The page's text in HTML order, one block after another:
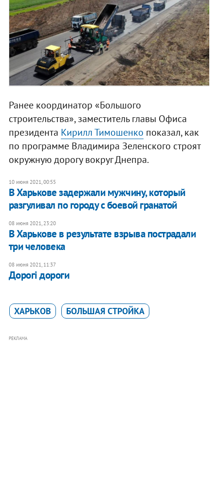
Ранее координатор «Большого
строительства», заместитель главы Офиса
президента Кирилл Тимошенко показал, как
по программе Владимира Зеленского строят
окружную дорогу вокруг Днепра.
10 июня 2021, 00:55
В Харькове задержали мужчину, который
разгуливал по городу с боевой гранатой
08 июня 2021, 23:20
В Харькове в результате взрыва пострадали
три человека
08 июня 2021, 11:37
Дорогі дороги
ХАРЬКОВ БОЛЬШАЯ СТРОЙКА
РЕКЛАМА